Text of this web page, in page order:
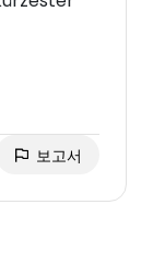
보고서